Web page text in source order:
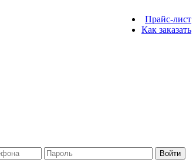
Прайс-лист
Как заказать
Войти